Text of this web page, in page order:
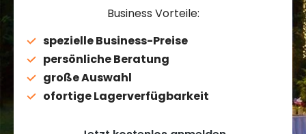
Business Vorteile:
spezielle Business-Preise
persönliche Beratung
große Auswahl
ofortige Lagerverfügbarkeit